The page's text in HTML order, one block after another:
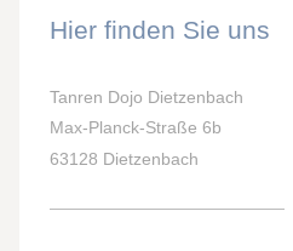
Hier finden Sie uns
Tanren Dojo Dietzenbach
Max-Planck-Straße 6b
63128 Dietzenbach